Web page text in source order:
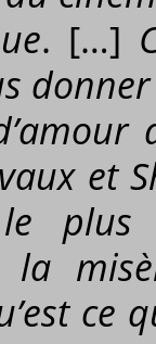
. […]
et
la
ce